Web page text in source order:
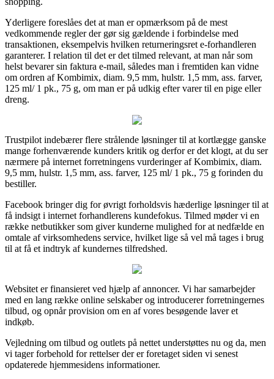
Yderligere foreslåes det at man er opmærksom på de mest
vedkommende regler der gør sig gældende i forbindelse med
transaktionen, eksempelvis hvilken returneringsret e-forhandleren
garanterer. I relation til det er det tilmed relevant, at man når som
helst bevarer sin faktura e-mail, således man i fremtiden kan vidne
om ordren af Kombimix, diam. 9,5 mm, hulstr. 1,5 mm, ass. farver,
125 ml/ 1 pk., 75 g, om man er på udkig efter varer til en pige eller
dreng.
Trustpilot indebærer flere strålende løsninger til at kortlægge ganske
mange forhenværende kunders kritik og derfor er det klogt, at du ser
nærmere på internet forretningens vurderinger af Kombimix, diam.
9,5 mm, hulstr. 1,5 mm, ass. farver, 125 ml/ 1 pk., 75 g forinden du
bestiller.
Facebook bringer dig for øvrigt forholdsvis hæderlige løsninger til at
få indsigt i internet forhandlerens kundefokus. Tilmed møder vi en
række netbutikker som giver kunderne mulighed for at nedfælde en
omtale af virksomhedens service, hvilket lige så vel må tages i brug
til at få et indtryk af kundernes tilfredshed.
Websitet er finansieret ved hjælp af annoncer. Vi har samarbejder
med en lang række online selskaber og introducerer forretningernes
tilbud, og opnår provision om en af vores besøgende laver et
indkøb.
Vejledning om tilbud og outlets på nettet understøttes nu og da, men
vi tager forbehold for rettelser der er foretaget siden vi senest
opdaterede hjemmesidens informationer.